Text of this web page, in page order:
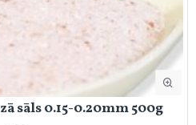
sāls 0.15-0.20mm 500g